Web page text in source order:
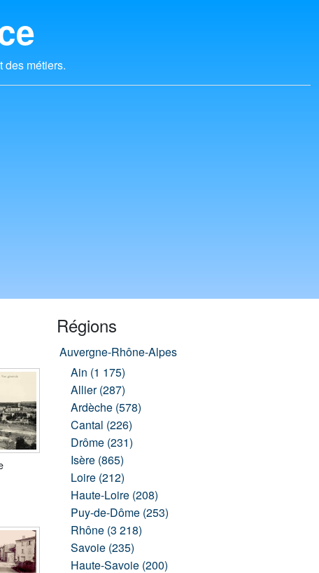
des métiers.
Régions
Auvergne-Rhône-Alpes
Ain (1 175)
Allier (287)
Ardèche (578)
Cantal (226)
Drôme (231)
Isère (865)
Loire (212)
Haute-Loire (208)
Puy-de-Dôme (253)
Rhône (3 218)
Savoie (235)
Haute-Savoie (200)